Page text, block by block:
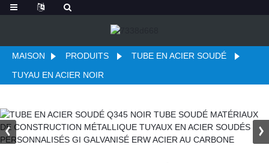
MAISON PRODUITS
TUBE EN ACIER SOUDÉ
TUYAU EN ACIER NOIR